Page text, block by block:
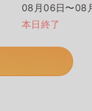
08月06日〜08
本日終了